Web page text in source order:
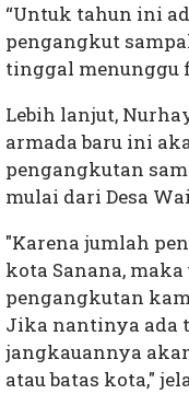
“Untuk tahun ini
pengangkut
tinggal menunggu
Lebih lanjut,
armada baru ini
pengangkutan
mulai dari Desa
"Karena jumlah
kota Sanana,
pengangkutan
Jika nantinya ada
jangkauannya
atau batas kota,"